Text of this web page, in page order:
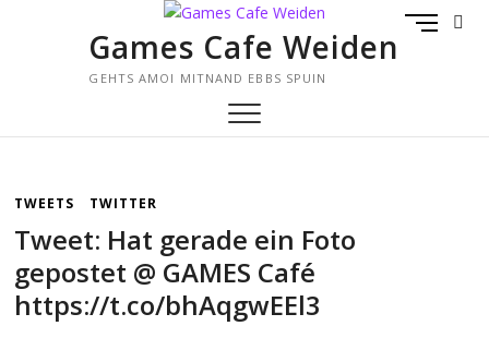
Games Cafe Weiden
GEHTS AMOI MITNAND EBBS SPUIN
M
TWEETS TWITTER
Tweet: Hat gerade ein Foto
gepostet @ GAMES Café
https://t.co/bhAqgwEEl3